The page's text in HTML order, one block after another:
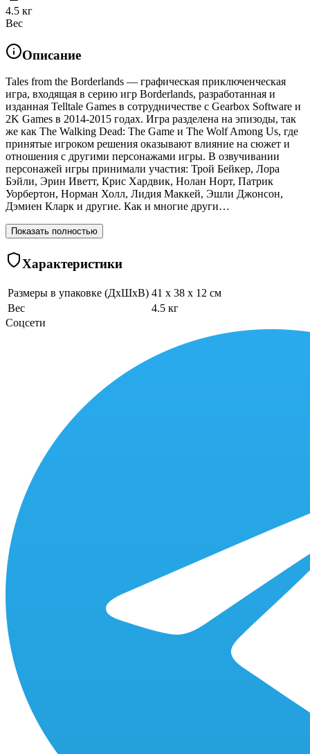
4.5 кг
Вес
Описание
Tales from the Borderlands — графическая приключенческая
игра, входящая в серию игр Borderlands, разработанная и
изданная Telltale Games в сотрудничестве с Gearbox Software и
2K Games в 2014-2015 годах. Игра разделена на эпизоды, так
же как The Walking Dead: The Game и The Wolf Among Us, где
принятые игроком решения оказывают влияние на сюжет и
отношения с другими персонажами игры. В озвучивании
персонажей игры принимали участия: Трой Бейкер, Лора
Бэйли, Эрин Иветт, Крис Хардвик, Нолан Норт, Патрик
Уорбертон, Норман Холл, Лидия Маккей, Эшли Джонсон,
Дэмиен Кларк и другие. Как и многие други…
Показать полностью
Характеристики
Размеры в упаковке (ДхШхВ) 41 x 38 x 12 см
Вес
4.5 кг
Соцсети